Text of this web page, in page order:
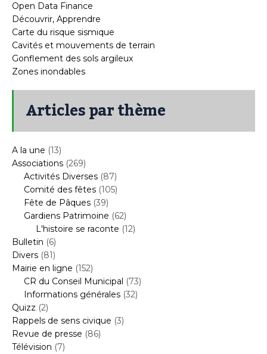
Open Data Finance
Découvrir, Apprendre
Carte du risque sismique
Cavités et mouvements de terrain
Gonflement des sols argileux
Zones inondables
Articles par thème
A la une (13)
Associations (269)
Activités Diverses (87)
Comité des fêtes (105)
Fête de Pâques (39)
Gardiens Patrimoine (62)
L'histoire se raconte (12)
Bulletin (6)
Divers (81)
Mairie en ligne (152)
CR du Conseil Municipal (73)
Informations générales (32)
Quizz (2)
Rappels de sens civique (3)
Revue de presse (86)
Télévision (7)